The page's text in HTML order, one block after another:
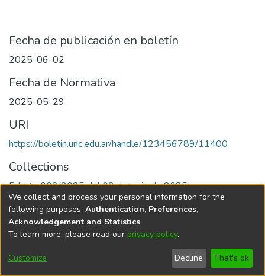
Fecha de publicación en boletín
2025-06-02
Fecha de Normativa
2025-05-29
URI
https://boletin.unc.edu.ar/handle/123456789/11400
Collections
Edición 002/2025 del 02 de junio de 2025
Universidad Nacional de Córdoba
We collect and process your personal information for the
following purposes: Authentication, Preferences,
Acknowledgement and Statistics.
To learn more, please read our privacy policy.
Customize Decline That's ok